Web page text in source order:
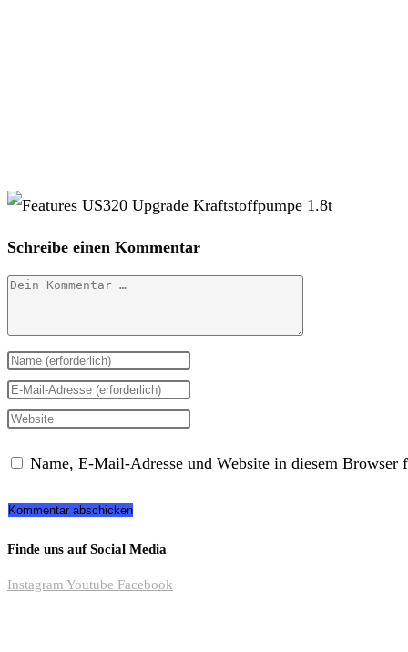
Schreibe einen Kommentar
Kommentar
Gib
deinen
Namen
Benutzernamen
zum
Gib
deine
Adresse
ein
Gib
URL
Name, E-Mail-Adresse und Website in diesem Browser
Finde uns auf Social Media
Instagram Youtube Facebook